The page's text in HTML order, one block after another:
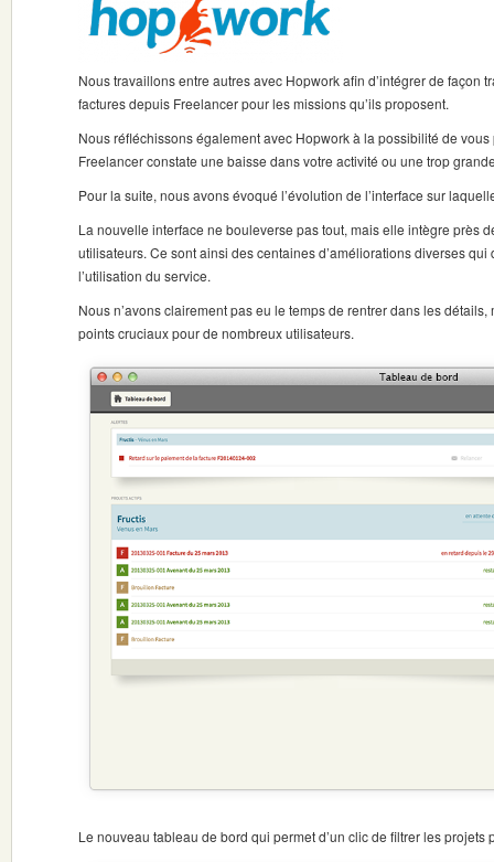
Nous travaillons entre autres avec Hopwork afin d’intégrer de façon
factures depuis Freelancer pour les missions qu’ils proposent.
Nous réfléchissons également avec Hopwork à la possibilité de
Freelancer constate une baisse dans votre activité ou une trop
Pour la suite, nous avons évoqué l’évolution de l’interface sur
La nouvelle interface ne bouleverse pas tout, mais elle intègre près
utilisateurs. Ce sont ainsi des centaines d’améliorations diverses
l’utilisation du service.
Nous n’avons clairement pas eu le temps de rentrer dans les
points cruciaux pour de nombreux utilisateurs.
Le nouveau tableau de bord qui permet d’un clic de filtrer les projets